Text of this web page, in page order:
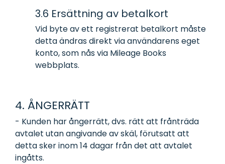
3.6 Ersättning av betalkort
Vid byte av ett registrerat betalkort måste
detta ändras direkt via användarens eget
konto, som nås via Mileage Books
webbplats.
4. ÅNGERRÄTT
- Kunden har ångerrätt, dvs. rätt att frånträda
avtalet utan angivande av skäl, förutsatt att
detta sker inom 14 dagar från det att avtalet
ingåtts.